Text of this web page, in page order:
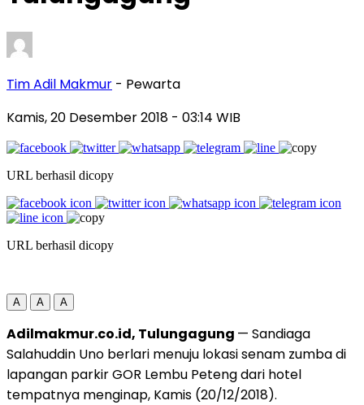
Tim Adil Makmur - Pewarta
Kamis, 20 Desember 2018 - 03:14 WIB
URL berhasil dicopy
URL berhasil dicopy
A A A
Adilmakmur.co.id, Tulungagung — Sandiaga
Salahuddin Uno berlari menuju lokasi senam zumba di
lapangan parkir GOR Lembu Peteng dari hotel
tempatnya menginap, Kamis (20/12/2018).